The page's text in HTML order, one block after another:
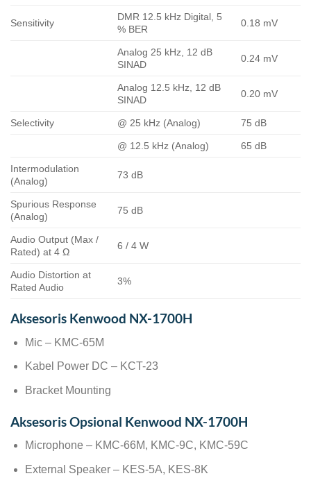
Sensitivity
DMR 12.5 kHz Digital, 5
% BER
0.18 mV
Analog 25 kHz, 12 dB
SINAD
0.24 mV
Analog 12.5 kHz, 12 dB
SINAD
0.20 mV
Selectivity @ 25 kHz (Analog) 75 dB
@ 12.5 kHz (Analog) 65 dB
Intermodulation
(Analog)
73 dB
Spurious Response
(Analog)
75 dB
Audio Output (Max /
Rated) at 4 Ω
6 / 4 W
Audio Distortion at
Rated Audio
3%
Aksesoris Kenwood NX-1700H
Mic – KMC-65M
Kabel Power DC – KCT-23
Bracket Mounting
Aksesoris Opsional Kenwood NX-1700H
Microphone – KMC-66M, KMC-9C, KMC-59C
External Speaker – KES-5A, KES-8K